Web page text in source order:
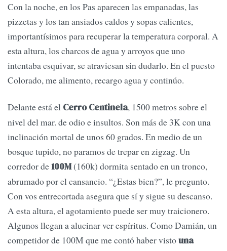
Con la noche, en los Pas aparecen las empanadas, las
pizzetas y los tan ansiados caldos y sopas calientes,
importantísimos para recuperar la temperatura corporal. A
esta altura, los charcos de agua y arroyos que uno
intentaba esquivar, se atraviesan sin dudarlo. En el puesto
Colorado, me alimento, recargo agua y continúo.
Delante está el Cerro Centinela, 1500 metros sobre el
nivel del mar. de odio e insultos. Son más de 3K con una
inclinación mortal de unos 60 grados. En medio de un
bosque tupido, no paramos de trepar en zigzag. Un
corredor de100M(160k) dormita sentado en un tronco,
abrumado por el cansancio. “¿Estas bien?”, le pregunto.
Con vos entrecortada asegura que sí y sigue su descanso.
A esta altura, el agotamiento puede ser muy traicionero.
Algunos llegan a alucinar ver espíritus. Como Damián, un
competidor de 100M que me contó haber vistouna